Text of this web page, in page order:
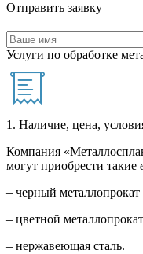
Отправить заявку
Услуги по обработке
1. Наличие, цена,
Компания
могут приобрести такие
– черный металлопрокат
– цветной металлопрокат
– нержавеющая сталь.